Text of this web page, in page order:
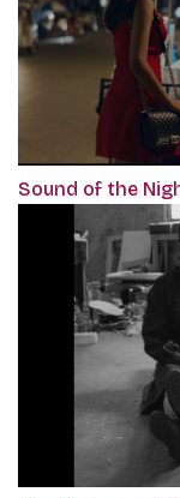
Sound of the